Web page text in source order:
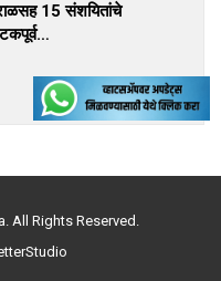
15 संशयितांचे
All Rights Reserved.